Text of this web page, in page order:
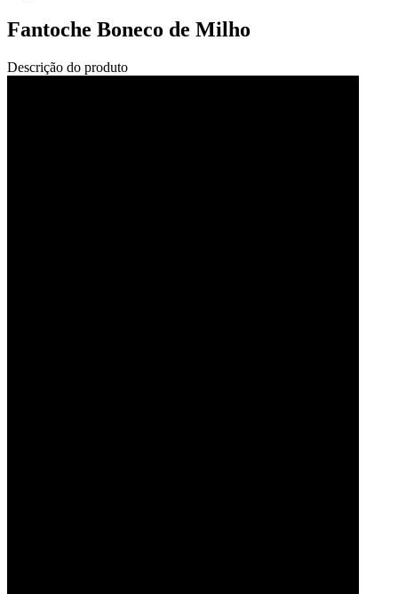
Fantoche Boneco de Milho
Descrição do produto